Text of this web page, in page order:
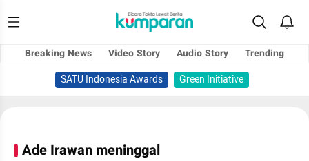
Breaking News Video Story Audio Story
Trending
SATU Indonesia Awards
Green Initiative
Ade Irawan meninggal